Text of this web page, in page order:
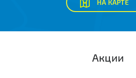
НА КАРТЕ
Акции